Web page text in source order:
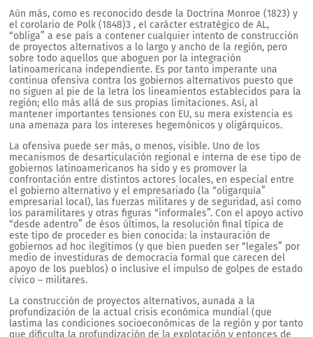
Aún más, como es reconocido desde la Doctrina Monroe (1823) y
el corolario de Polk (1848)3 , el carácter estratégico de AL,
“obliga” a ese país a contener cualquier intento de construcción
de proyectos alternativos a lo largo y ancho de la región, pero
sobre todo aquellos que aboguen por la integración
latinoamericana independiente. Es por tanto imperante una
continua ofensiva contra los gobiernos alternativos puesto que
no siguen al pie de la letra los lineamientos establecidos para la
región; ello más allá de sus propias limitaciones. Así, al
mantener importantes tensiones con EU, su mera existencia es
una amenaza para los intereses hegemónicos y oligárquicos.
La ofensiva puede ser más, o menos, visible. Uno de los
mecanismos de desarticulación regional e interna de ese tipo de
gobiernos latinoamericanos ha sido y es promover la
confrontación entre distintos actores locales, en especial entre
el gobierno alternativo y el empresariado (la “oligarquía”
empresarial local), las fuerzas militares y de seguridad, así como
los paramilitares y otras figuras “informales”. Con el apoyo activo
“desde adentro” de ésos últimos, la resolución final típica de
este tipo de proceder es bien conocida: la instauración de
gobiernos ad hoc ilegítimos (y que bien pueden ser “legales” por
medio de investiduras de democracia formal que carecen del
apoyo de los pueblos) o inclusive el impulso de golpes de estado
cívico – militares.
La construcción de proyectos alternativos, aunada a la
profundización de la actual crisis económica mundial (que
lastima las condiciones socioeconómicas de la región y por tanto